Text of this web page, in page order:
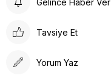
Tavsiye Et
Yorum Yaz